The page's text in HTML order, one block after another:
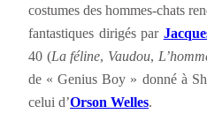
costumes des hommes-chats
fantastiques dirigés par
40 (La féline, Vaudou,
de « Genius Boy » donné à
celui d’Orson Welles.